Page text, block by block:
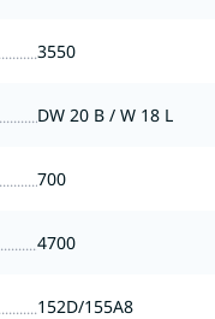
3550
DW 20 B / W 18 L
700
4700
152D/155A8